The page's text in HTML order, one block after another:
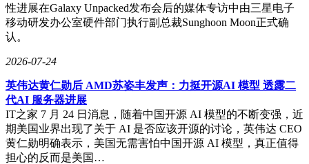
性进展在Galaxy Unpacked发布会后的媒体专访中由三星电子
移动研发办公室硬件部门执行副总裁Sunghoon Moon正式确
认。
2026-07-24
英伟达黄仁勋后 AMD苏姿丰发声：力挺开源AI 模型 透露二
代AI 服务器进展
IT之家 7 月 24 日消息，随着中国开源 AI 模型的不断变强，近
期美国业界出现了关于 AI 是否应该开源的讨论，英伟达 CEO
黄仁勋明确表示，美国无需害怕中国开源 AI 模型，真正值得
担心的反而是美国…